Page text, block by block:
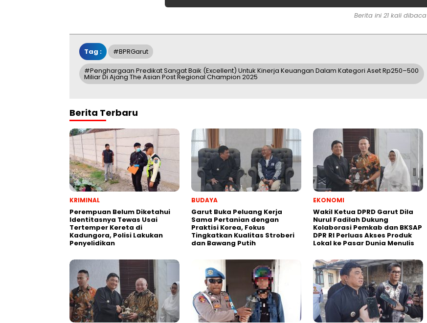
Berita ini 21 kali dibaca
Tag : #BPRGarut
#penghargaan Predikat Sangat Baik (Excellent) Untuk Kinerja Keuangan Dalam Kategori Aset Rp250–500
Miliar Di Ajang The Asian Post Regional Champion 2025
Berita Terbaru
KRIMINAL
Perempuan Belum Diketahui
Identitasnya Tewas Usai
Tertemper Kereta di
Kadungora, Polisi Lakukan
Penyelidikan
BUDAYA
Garut Buka Peluang Kerja
Sama Pertanian dengan
Praktisi Korea, Fokus
Tingkatkan Kualitas Stroberi
dan Bawang Putih
EKONOMI
Wakil Ketua DPRD Garut Dila
Nurul Fadilah Dukung
Kolaborasi Pemkab dan BKSAP
DPR RI Perluas Akses Produk
Lokal ke Pasar Dunia Menulis